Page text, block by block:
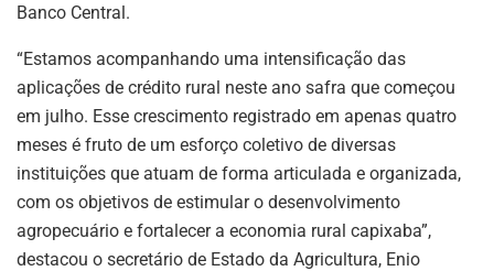
Banco Central.
“Estamos acompanhando uma intensificação das
aplicações de crédito rural neste ano safra que começou
em julho. Esse crescimento registrado em apenas quatro
meses é fruto de um esforço coletivo de diversas
instituições que atuam de forma articulada e organizada,
com os objetivos de estimular o desenvolvimento
agropecuário e fortalecer a economia rural capixaba”,
destacou o secretário de Estado da Agricultura, Enio